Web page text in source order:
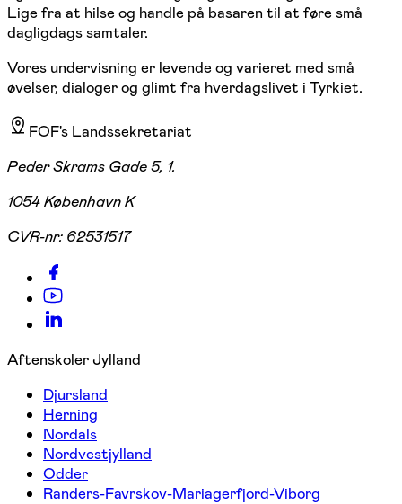
Lige fra at hilse og handle på basaren til at føre små
dagligdags samtaler.
Vores undervisning er levende og varieret med små
øvelser, dialoger og glimt fra hverdagslivet i Tyrkiet.
FOF's Landssekretariat
Peder Skrams Gade 5, 1.
1054 København K
CVR-nr: 62531517
Aftenskoler Jylland
Djursland
Herning
Nordals
Nordvestjylland
Odder
Randers-Favrskov-Mariagerfjord-Viborg